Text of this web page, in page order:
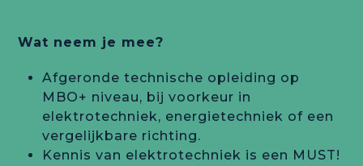
Wat neem je mee?
Afgeronde technische opleiding op
MBO+ niveau, bij voorkeur in
elektrotechniek, energietechniek of een
vergelijkbare richting.
Kennis van elektrotechniek is een MUST!